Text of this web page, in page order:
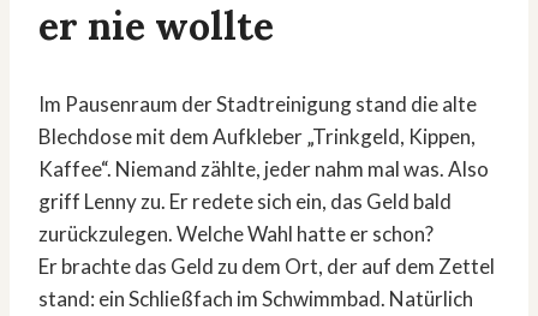
er nie wollte
Im Pausenraum der Stadtreinigung stand die alte
Blechdose mit dem Aufkleber „Trinkgeld, Kippen,
Kaffee“. Niemand zählte, jeder nahm mal was. Also
griff Lenny zu. Er redete sich ein, das Geld bald
zurückzulegen. Welche Wahl hatte er schon?
Er brachte das Geld zu dem Ort, der auf dem Zettel
stand: ein Schließfach im Schwimmbad. Natürlich